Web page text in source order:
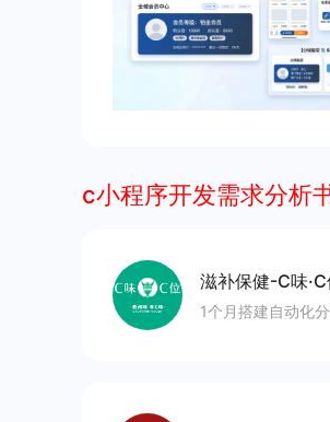
c小程序开发需求分析
滋补保健-C味·C
1个月搭建自动化